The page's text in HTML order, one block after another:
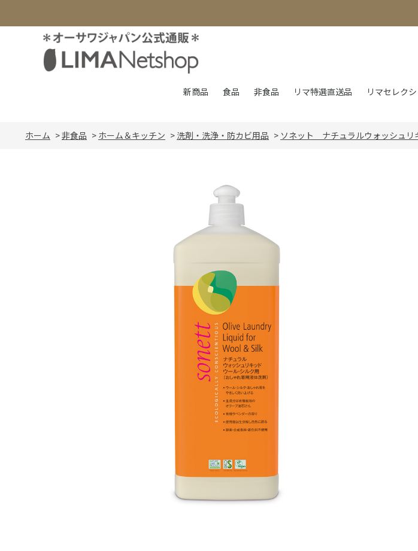
新商品 食品 非食品 リマ特選直送品 リマセレク
ホーム >非食品 > ホーム＆キッチン > 洗剤・洗浄・防カビ用品 > ソネット ナチュラルウォッシュ